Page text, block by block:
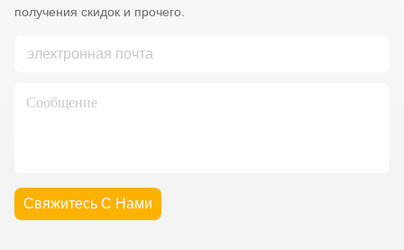
получения скидок и прочего.
Свяжитесь С Нами